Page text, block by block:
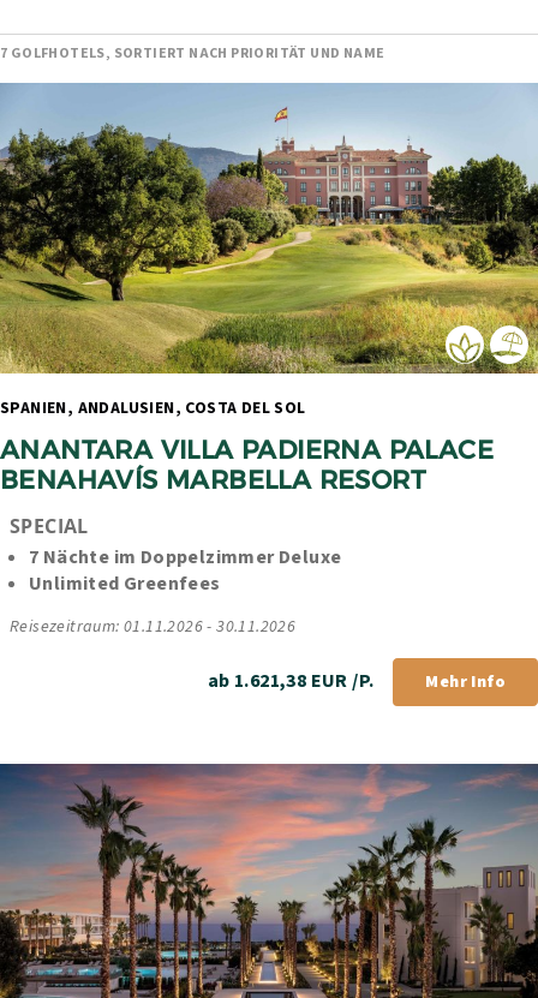
7 GOLFHOTELS, SORTIERT NACH PRIORITÄT UND NAME
ANANTARA VILLA PADIERNA PALACE
BENAHAVÍS MARBELLA RESORT
SPECIAL
7 Nächte im Doppelzimmer Deluxe
Unlimited Greenfees
Reisezeitraum: 01.11.2026 - 30.11.2026
ab 1.621,38 EUR /P. Mehr Info